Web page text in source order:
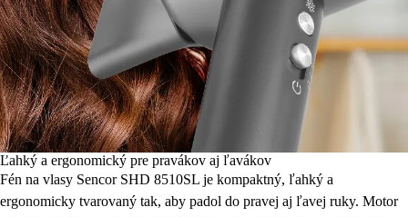
Ľahký a ergonomický pre pravákov aj ľavákov
Fén na vlasy Sencor SHD 8510SL je kompaktný, ľahký a
ergonomicky tvarovaný tak, aby padol do pravej aj ľavej ruky. Motor